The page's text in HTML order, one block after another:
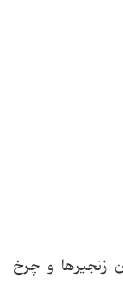
زنجیرها و چرخ